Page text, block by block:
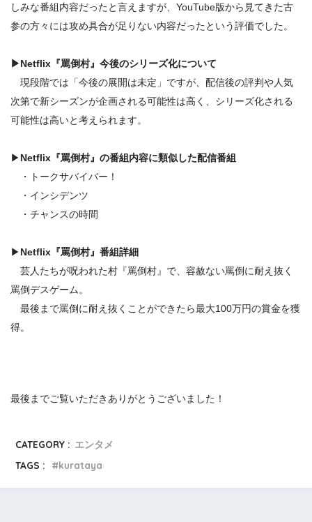
しみな番組内容だったと言えますが、YouTube版から見てきた古
参の方々には攻め具合が足りない内容だったという評価でした。
▶Netflix『罵倒村』 今後のシリーズ化について
現段階では「今後の展開は未定」ですが、配信後の評判や人気
次第で新シーズンが企画される可能性は高く、シリーズ化される
可能性は高いと考えられます。
▶ Netflix『罵倒村』の番組内容に類似した配信番組
・トークサバイバー！
・インシデンツ
・チャンスの時間
▶ Netflix『罵倒村』 番組詳細
芸人たちが呪われた村『罵倒村』で、容赦ない罵倒に耐え抜く
罵倒デスゲーム。
最後まで罵倒に耐え抜くことができたら最大100万円の賞金を獲
得。
最後までご覧いただきありがとうございました！
CATEGORY : エンタメ
TAGS :
kurataya